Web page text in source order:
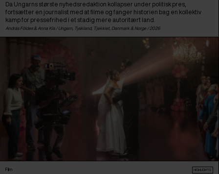
Da Ungarns største nyhedsredaktion kollapser under politisk pres,
fortsætter en journalist med at filme og fanger historien bag en kollektiv
kamp for pressefrihed i et stadig mere autoritært land.
András Földes & Anna Kis / Ungarn Tyskland, Tjekkiet, Danmark & Norge / 2026
Film HIGHLIGHTS